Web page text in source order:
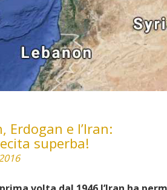
Erdogan e l’Iran:
superba!